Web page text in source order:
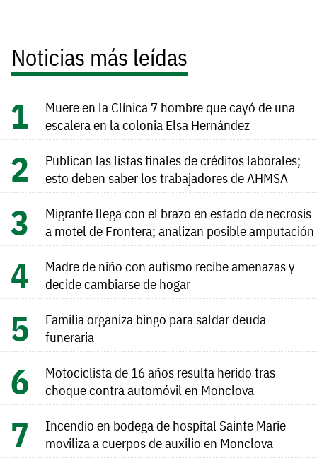
Noticias más leídas
Muere en la Clínica 7 hombre que cayó de una
escalera en la colonia Elsa Hernández
Publican las listas finales de créditos laborales;
esto deben saber los trabajadores de AHMSA
Migrante llega con el brazo en estado de necrosis
a motel de Frontera; analizan posible amputación
Madre de niño con autismo recibe amenazas y
decide cambiarse de hogar
Familia organiza bingo para saldar deuda
funeraria
Motociclista de 16 años resulta herido tras
choque contra automóvil en Monclova
Incendio en bodega de hospital Sainte Marie
moviliza a cuerpos de auxilio en Monclova